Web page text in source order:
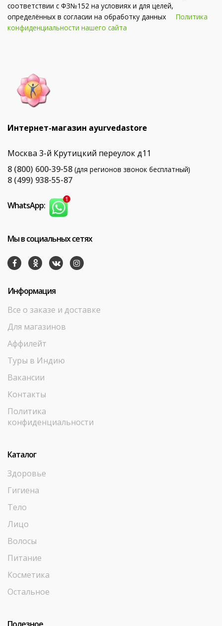
соответствии с ФЗ№152 на условиях и для целей,
определённых в согласии на обработку данных Политика
конфиденциальности нашего сайта
Интернет-магазин ayurvedastore
Москва 3-й Крутицкий переулок д11
8 (800) 600-39-58 (для регионов звонок бесплатный)
8 (499) 938-55-87
WhatsApp:
Мы в социальных сетях
Информация
Все о заказе и доставке
Для магазинов
Аффилейт
Туры в Индию
Вакансии
Контакты
Политика
конфиденциальности
Каталог
Здоровье
Гигиена
Тело
Лицо
Волосы
Питание
Косметика
Остальное
Полезное